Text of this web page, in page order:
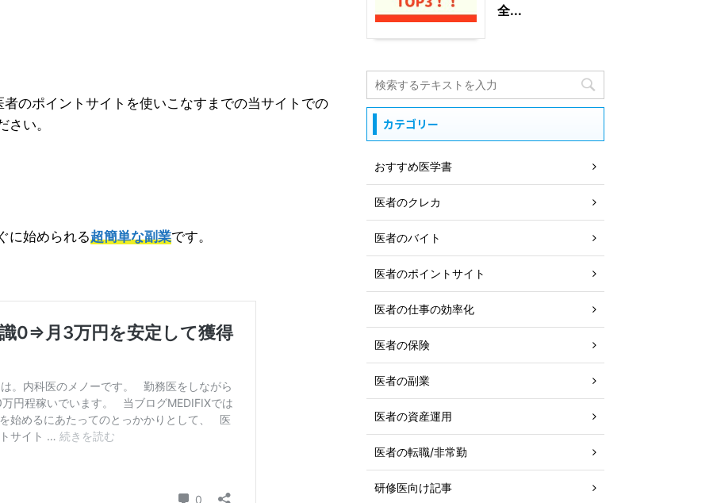
のポイントサイトを使いこなすまでの当サイトでの
い。
に始められる超簡単な副業です。
全...
カテゴリー
おすすめ医学書
医者のクレカ
医者のバイト
医者のポイントサイト
医者の仕事の効率化
医者の保険
医者の副業
医者の資産運用
医者の転職/非常勤
研修医向け記事